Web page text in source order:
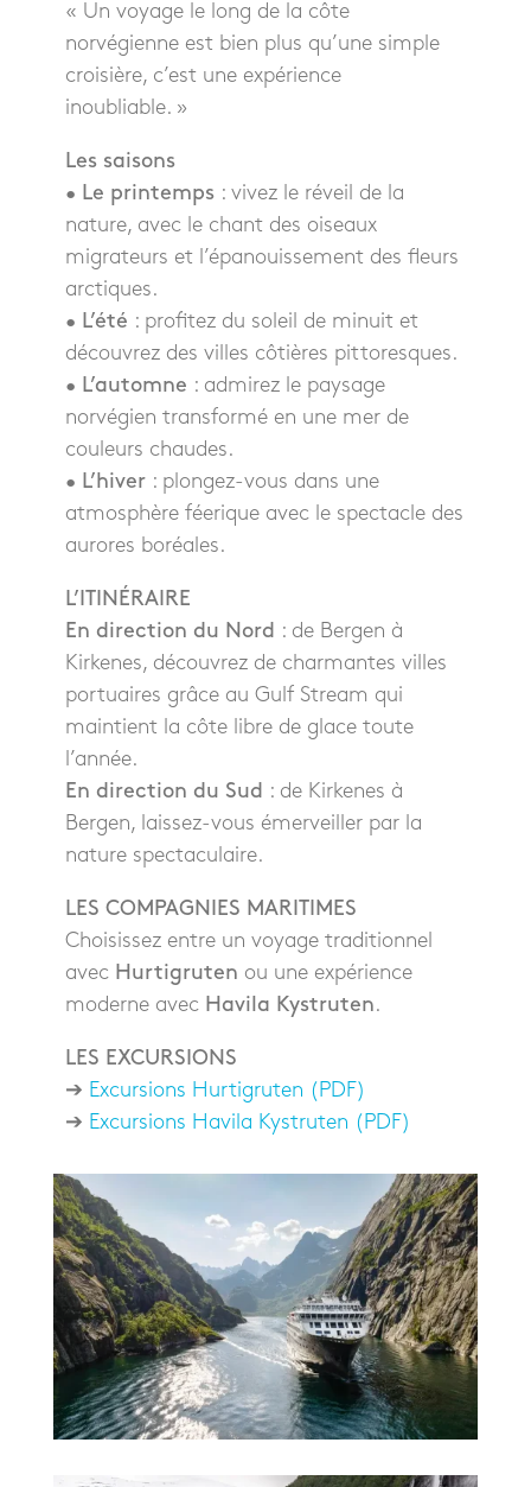
« Un voyage le long de la côte
norvégienne est bien plus qu’une simple
croisière, c’est une expérience
inoubliable. »
Les saisons
• Le printemps: vivez le réveil de la
nature, avec le chant des oiseaux
migrateurs et l’épanouissement des fleurs
arctiques.
• L’été : profitez du soleil de minuit et
découvrez des villes côtières pittoresques.
• L’automne : admirez le paysage
norvégien transformé en une mer de
couleurs chaudes.
• L’hiver: plongez-vous dans une
atmosphère féerique avec le spectacle des
aurores boréales.
L’ITINÉRAIRE
En direction du Nord : de Bergen à
Kirkenes, découvrez de charmantes villes
portuaires grâce au Gulf Stream qui
maintient la côte libre de glace toute
l’année.
En direction du Sud : de Kirkenes à
Bergen, laissez-vous émerveiller par la
nature spectaculaire.
LES COMPAGNIES MARITIMES
Choisissez entre un voyage traditionnel
avec Hurtigruten ou une expérience
moderne avec Havila Kystruten.
LES EXCURSIONS
➔ Excursions Hurtigruten (PDF)
➔ Excursions Havila Kystruten (PDF)